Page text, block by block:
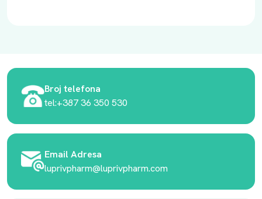
Broj telefona
tel:+387 36 350 530
Email Adresa
luprivpharm@luprivpharm.com